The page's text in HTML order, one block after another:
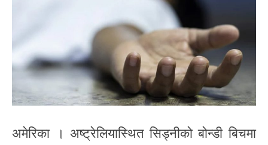
अमेरिका । अष्ट्रेलियास्थित सिड्नीको बोन्डी बिचमा